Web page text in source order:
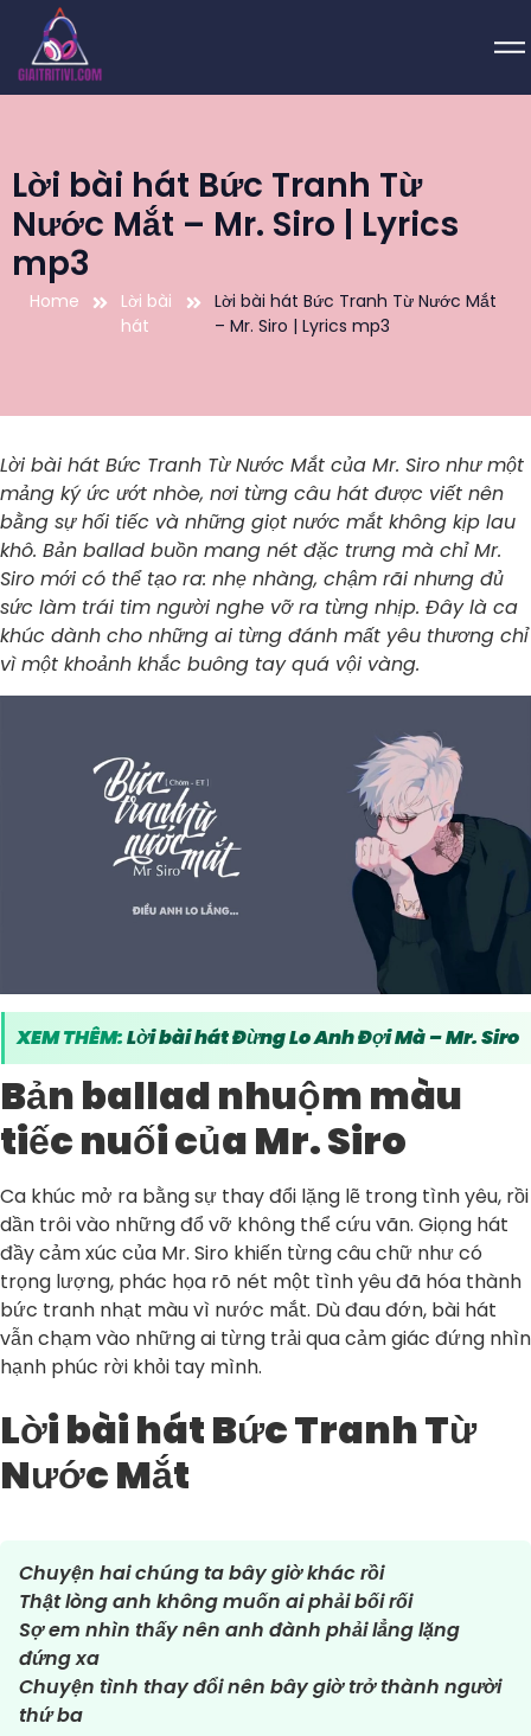
Lời bài hát Bức Tranh Từ
Nước Mắt – Mr. Siro | Lyrics
mp3
Home
Lời bài
hát
Lời bài hát Bức Tranh Từ Nước Mắt
– Mr. Siro | Lyrics mp3
Lời bài hát Bức Tranh Từ Nước Mắt của Mr. Siro như một
mảng ký ức ướt nhòe, nơi từng câu hát được viết nên
bằng sự hối tiếc và những giọt nước mắt không kịp lau
khô. Bản ballad buồn mang nét đặc trưng mà chỉ Mr.
Siro mới có thể tạo ra: nhẹ nhàng, chậm rãi nhưng đủ
sức làm trái tim người nghe vỡ ra từng nhịp. Đây là ca
khúc dành cho những ai từng đánh mất yêu thương chỉ
vì một khoảnh khắc buông tay quá vội vàng.
XEM THÊM:Lời bài hát Đừng Lo Anh Đợi Mà – Mr. Siro
Bản ballad nhuộm màu
tiếc nuối của Mr. Siro
Ca khúc mở ra bằng sự thay đổi lặng lẽ trong tình yêu, rồi
dần trôi vào những đổ vỡ không thể cứu vãn. Giọng hát
đầy cảm xúc của Mr. Siro khiến từng câu chữ như có
trọng lượng, phác họa rõ nét một tình yêu đã hóa thành
bức tranh nhạt màu vì nước mắt. Dù đau đớn, bài hát
vẫn chạm vào những ai từng trải qua cảm giác đứng nhìn
hạnh phúc rời khỏi tay mình.
Lời bài hát Bức Tranh Từ
Nước Mắt
Chuyện hai chúng ta bây giờ khác rồi
Thật lòng anh không muốn ai phải bối rối
Sợ em nhìn thấy nên anh đành phải lẳng lặng
đứng xa
Chuyện tình thay đổi nên bây giờ trở thành người
thứ ba